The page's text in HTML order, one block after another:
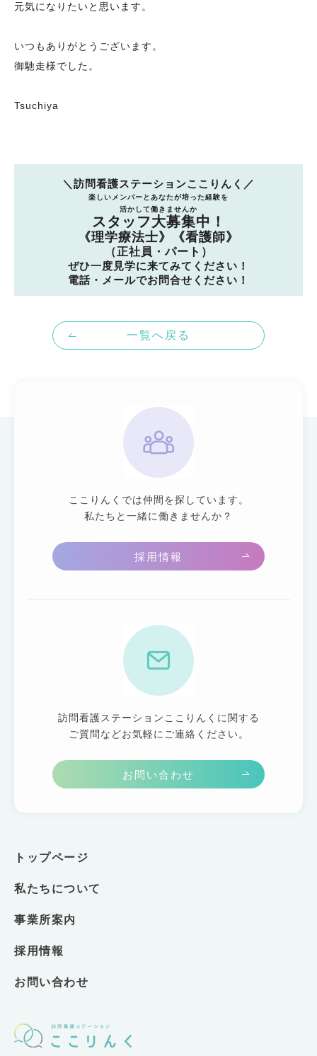
元気になりたいと思います。
いつもありがとうございます。
御馳走様でした。
Tsuchiya
＼訪問看護ステーションここりんく／
楽しいメンバーとあなたが培った経験を
活かして働きませんか
スタッフ大募集中！
《理学療法士》《看護師》
（正社員・パート）
ぜひ一度見学に来てみてください！
電話・メールでお問合せください！
一覧へ戻る
ここりんくでは仲間を探しています。
私たちと一緒に働きませんか？
採用情報
訪問看護ステーションここりんくに関する
ご質問などお気軽にご連絡ください。
お問い合わせ
トップページ
私たちについて
事業所案内
採用情報
お問い合わせ